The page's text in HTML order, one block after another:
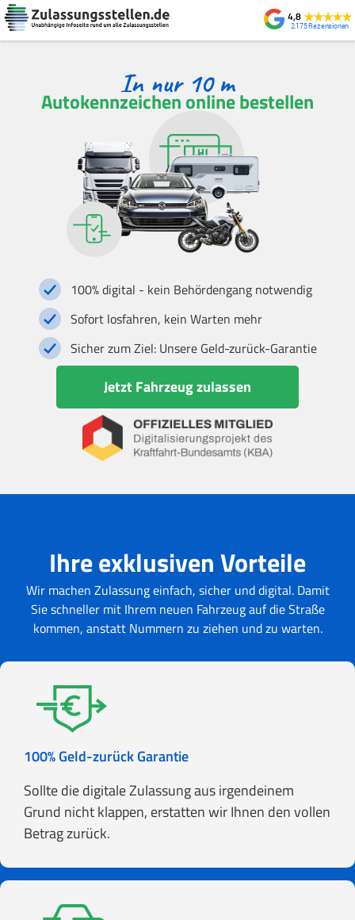
4,8
2.175
Autokennzeichen online bestellen
100% digital - kein Behördengang notwendig
Sofort losfahren, kein Warten mehr
Sicher zum Ziel: Unsere Geld-zurück-Garantie
Jetzt Fahrzeug zulassen
Ihre exklusiven Vorteile
Wir machen Zulassung einfach, sicher und digital. Damit
Sie schneller mit Ihrem neuen Fahrzeug auf die Straße
kommen, anstatt Nummern zu ziehen und zu warten.
100% Geld-zurück Garantie
Sollte die digitale Zulassung aus irgendeinem
Grund nicht klappen, erstatten wir Ihnen den vollen
Betrag zurück.